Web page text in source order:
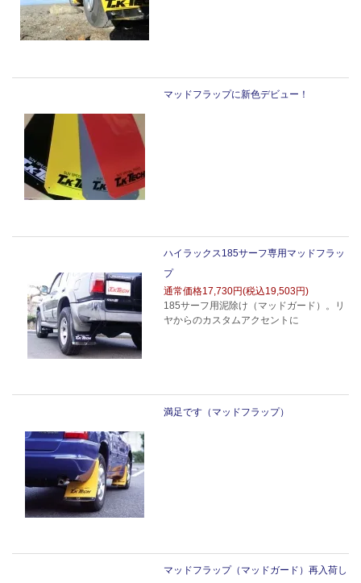
マッドフラップに新色デビュー！
ハイラックス185サーフ専用マッドフラッ
プ
通常価格17,730円(税込19,503円)
185サーフ用泥除け（マッドガード）。リ
ヤからのカスタムアクセントに
満足です（マッドフラップ）
マッドフラップ（マッドガード）再入荷し